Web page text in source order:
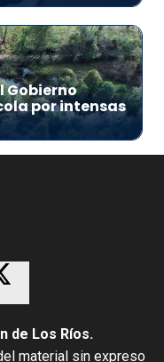
Gobierno
por intensas
de Los Ríos.
material sin expreso